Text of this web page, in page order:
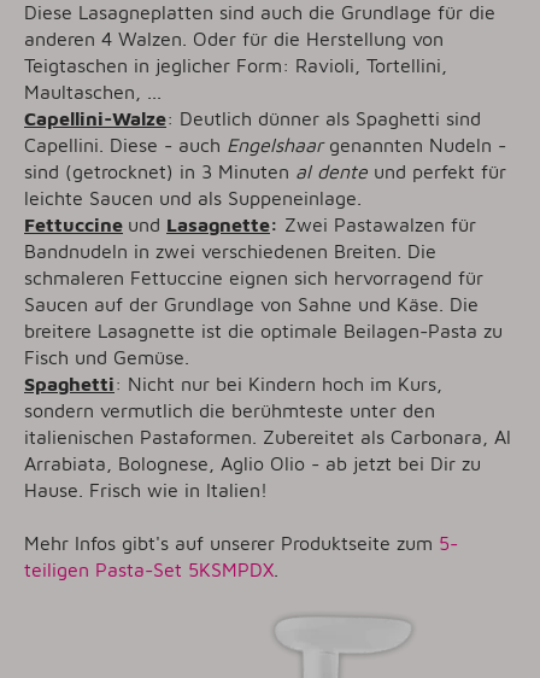
Diese Lasagneplatten sind auch die Grundlage für die
anderen 4 Walzen. Oder für die Herstellung von
Teigtaschen in jeglicher Form: Ravioli, Tortellini,
Maultaschen, ...
Capellini-Walze: Deutlich dünner als Spaghetti sind
Capellini. Diese - auch Engelshaargenannten Nudeln -
sind (getrocknet) in 3 Minuten al dente und perfekt für
leichte Saucen und als Suppeneinlage.
Fettuccine und Lasagnette: Zwei Pastawalzen für
Bandnudeln in zwei verschiedenen Breiten. Die
schmaleren Fettuccine eignen sich hervorragend für
Saucen auf der Grundlage von Sahne und Käse. Die
breitere Lasagnette ist die optimale Beilagen-Pasta zu
Fisch und Gemüse.
Spaghetti: Nicht nur bei Kindern hoch im Kurs,
sondern vermutlich die berühmteste unter den
italienischen Pastaformen. Zubereitet als Carbonara, Al
Arrabiata, Bolognese, Aglio Olio - ab jetzt bei Dir zu
Hause. Frisch wie in Italien!
Mehr Infos gibt's auf unserer Produktseite zum 5-
teiligen Pasta-Set 5KSMPDX